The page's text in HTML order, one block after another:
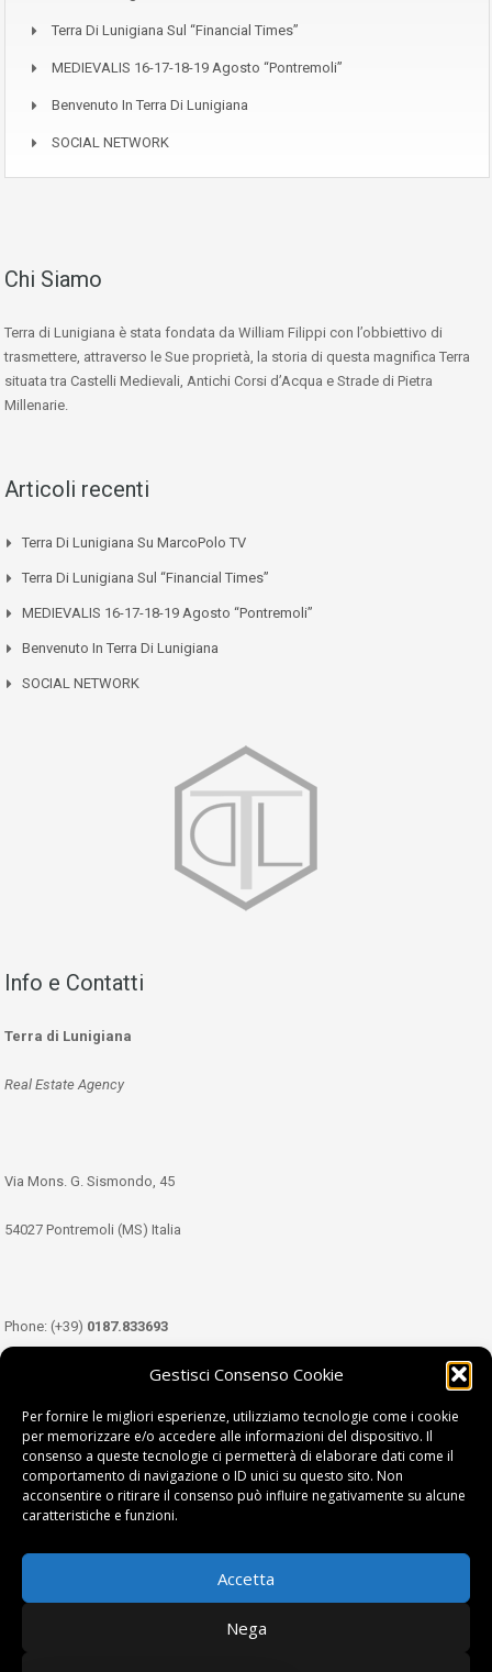
Gestisci Consenso Cookie
Per fornire le migliori esperienze, utilizziamo tecnologie come i cookie
per memorizzare e/o accedere alle informazioni del dispositivo. Il
consenso a queste tecnologie ci permetterà di elaborare dati come il
comportamento di navigazione o ID unici su questo sito. Non
acconsentire o ritirare il consenso può influire negativamente su alcune
caratteristiche e funzioni.
Accetta
Nega
Terra Di Lunigiana Sul “Financial Times”
MEDIEVALIS 16-17-18-19 Agosto “Pontremoli”
Benvenuto In Terra Di Lunigiana
SOCIAL NETWORK
Chi Siamo
Terra di Lunigiana è stata fondata da William Filippi con l’obbiettivo di
trasmettere, attraverso le Sue proprietà, la storia di questa magnifica Terra
situata tra Castelli Medievali, Antichi Corsi d’Acqua e Strade di Pietra
Millenarie.
Articoli recenti
Terra Di Lunigiana Su MarcoPolo TV
Terra Di Lunigiana Sul “Financial Times”
MEDIEVALIS 16-17-18-19 Agosto “Pontremoli”
Benvenuto In Terra Di Lunigiana
SOCIAL NETWORK
Info e Contatti
Terra di Lunigiana
Real Estate Agency
Via Mons. G. Sismondo, 45
54027 Pontremoli (MS) Italia
Phone: (+39) 0187.833693
349.3489333
Email:info@tdl.it
Terra di Lunigiana © di Filippi William - P.Iva 01374450458